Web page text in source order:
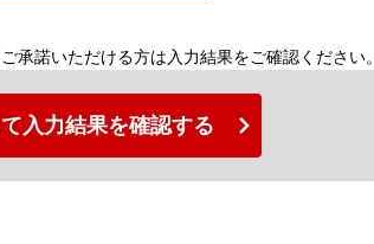
承諾いただける方は入力結果をご確認ください。
入力結果を確認する